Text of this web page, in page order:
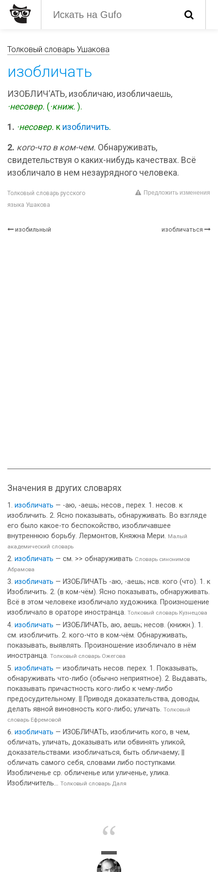
Толковый словарь Ушакова
изобличать
ИЗОБЛИЧ’АТЬ, изобличаю, изобличаешь,
·несовер. ( ·книж. ).
1. ·несовер. к изобличить.
2. кого-что в ком-чем. Обнаруживать,
свидетельствуя о каких-нибудь качествах. Всё
изобличало в нем незаурядного человека.
Толковый словарь русского
языка Ушакова
Предложить изменения
изобильный изобличаться
Значения в других словарях
изобличать — -аю, -аешь; несов., перех. 1. несов. к
изобличить. 2. Ясно показывать, обнаруживать. Во взгляде
его было какое-то беспокойство, изобличавшее
внутреннюю борьбу. Лермонтов, Княжна Мери. Малый
академический словарь
изобличать — см. >> обнаруживать Словарь синонимов
Абрамова
изобличать — ИЗОБЛИЧАТЬ -аю, -аешь; нсв. кого (что). 1. к
Изобличить. 2. (в ком-чём). Ясно показывать, обнаруживать.
Всё в этом человеке изобличало художника. Произношение
изобличало в ораторе иностранца. Толковый словарь Кузнецова
изобличать — ИЗОБЛИЧАТЬ, аю, аешь; несов. (книжн.). 1.
см. изобличить. 2. кого-что в ком-чём. Обнаруживать,
показывать, выявлять. Произношение изобличало в нём
иностранца. Толковый словарь Ожегова
изобличать — изобличать несов. перех. 1. Показывать,
обнаруживать что-либо (обычно неприятное). 2. Выдавать,
показывать причастность кого-либо к чему-либо
предосудительному. || Приводя доказательства, доводы,
делать явной виновность кого-либо; уличать. Толковый
словарь Ефремовой
изобличать — ИЗОБЛИЧАТЬ, изобличить кого, в чем,
обличать, уличать, доказывать или обвинять уликой,
доказательствами. изобличаться, быть обличаему; ||
обличать самого себя, словами либо поступками.
Изобличенье ср. обличенье или уличенье, улика.
Изобличитель... Толковый словарь Даля